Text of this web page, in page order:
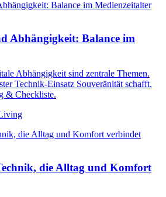
Abhängigkeit: Balance im
Abhängigkeit sind zentrale Themen.
Technik-Einsatz Souveränität schafft.
& Checkliste.
die Alltag und Komfort